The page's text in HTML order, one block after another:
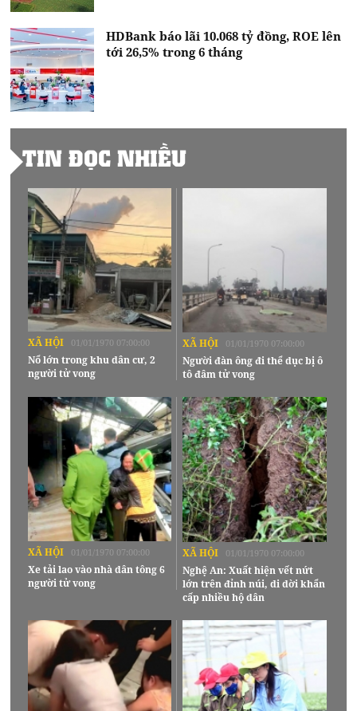
HDBank báo lãi 10.068 tỷ đồng, ROE lên
tới 26,5% trong 6 tháng
TIN ĐỌC NHIỀU
XÃ HỘI 01/01/1970 07:00:00
Nổ lớn trong khu dân cư, 2
người tử vong
XÃ HỘI 01/01/1970 07:00:00
Người đàn ông đi thể dục bị ô
tô đâm tử vong
XÃ HỘI 01/01/1970 07:00:00
Xe tải lao vào nhà dân tông 6
người tử vong
XÃ HỘI 01/01/1970 07:00:00
Nghệ An: Xuất hiện vết nứt
lớn trên đỉnh núi, di dời khẩn
cấp nhiều hộ dân